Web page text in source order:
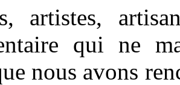
artistes,
qui ne
nous avons